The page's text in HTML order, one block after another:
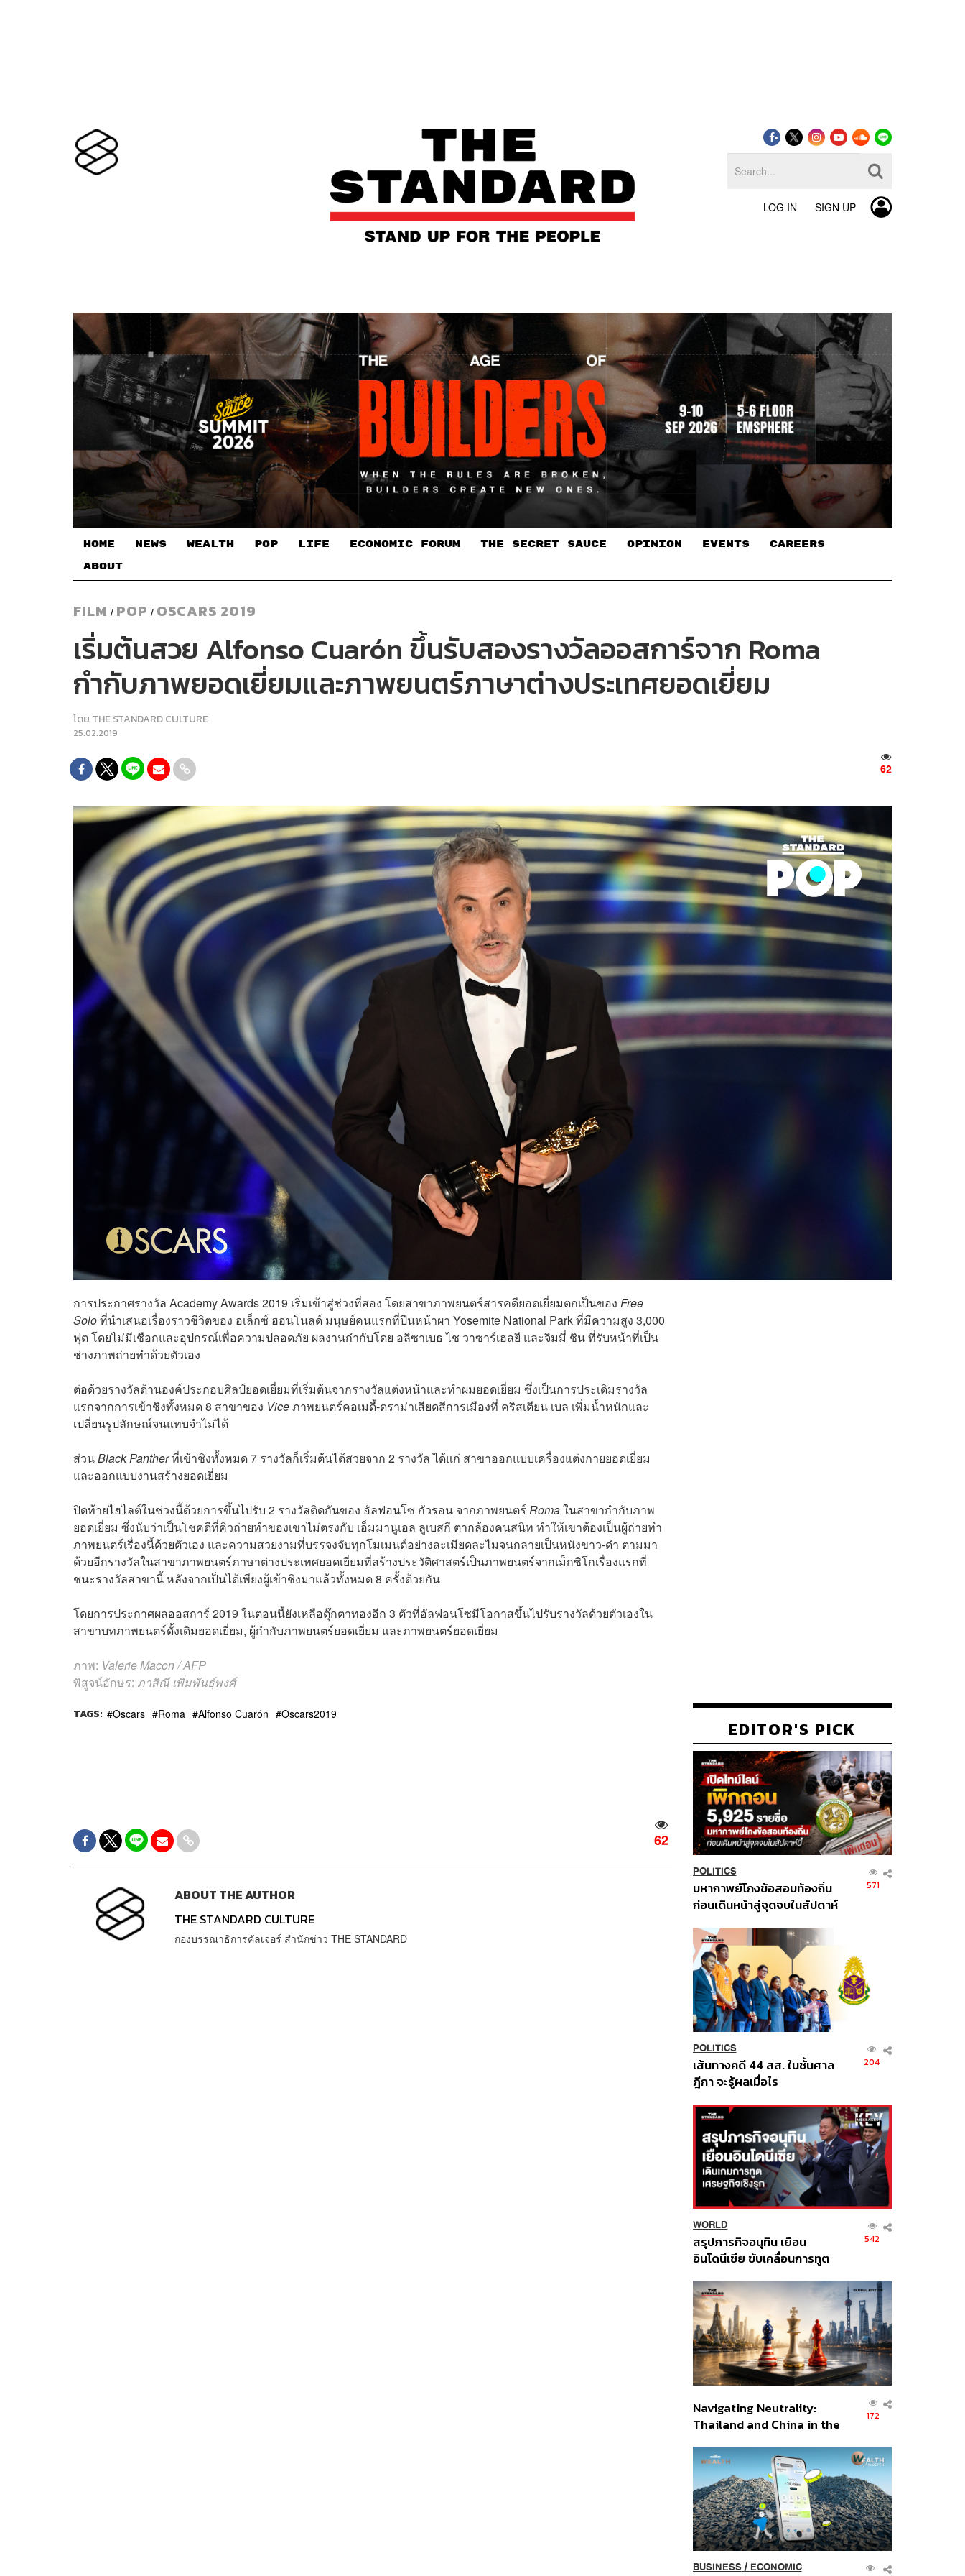
LOG IN SIGN UP
HOME NEWS WEALTH POP LIFE ECONOMIC FORUM THE SECRET SAUCE​ OPINION EVENTS CAREERS
ABOUT
FILM / POP / OSCARS 2019
เริ่มต้นสวย Alfonso Cuarón ขึ้นรับสองรางวัลออสการ์จาก Roma
กำกับภาพยอดเยี่ยมและภาพยนตร์ภาษาต่างประเทศยอดเยี่ยม
โดย THE STANDARD CULTURE
25.02.2019
62
การประกาศรางวัล Academy Awards 2019 เริ่มเข้าสู่ช่วงที่สอง โดยสาขาภาพยนตร์สารคดียอดเยี่ยมตกเป็นของ Free
Soloที่นำเสนอเรื่องราวชีวิตของ อเล็กซ์ ฮอนโนลด์ มนุษย์คนแรกที่ปีนหน้าผา Yosemite National Park ที่มีความสูง 3,000
ฟุต โดยไม่มีเชือกและอุปกรณ์เพื่อความปลอดภัย ผลงานกำกับโดย อลิซาเบธ ไช วาซาร์เฮลยี และจิมมี่ ชินที่รับหน้าที่เป็น
ช่างภาพถ่ายทำด้วยตัวเอง
ต่อด้วยรางวัลด้านองค์ประกอบศิลป์ยอดเยี่ยมที่เริ่มต้นจากรางวัลแต่งหน้าและทำผมยอดเยี่ยม ซึ่งเป็นการประเดิมรางวัล
แรกจากการเข้าชิงทั้งหมด 8 สาขาของ Viceภาพยนตร์คอเมดี้-ดราม่าเสียดสีการเมืองที่ คริสเตียน เบล เพิ่มน้ำหนักและ
เปลี่ยนรูปลักษณ์จนแทบจำไม่ได้
ส่วนBlack Pantherที่เข้าชิงทั้งหมด 7 รางวัลก็เริ่มต้นได้สวยจาก 2 รางวัล ได้แก่ สาขาออกแบบเครื่องแต่งกายยอดเยี่ยม
และออกแบบงานสร้างยอดเยี่ยม
ปิดท้ายไฮไลต์ในช่วงนี้ด้วยการขึ้นไปรับ 2 รางวัลติดกันของ อัลฟอนโซ กัวรอน จากภาพยนตร์ Romaในสาขากำกับภาพ
ยอดเยี่ยม ซึ่งนับว่าเป็นโชคดีที่คิวถ่ายทำของเขาไม่ตรงกับ เอ็มมานูเอล ลูเบสกี ตากล้องคนสนิท ทำให้เขาต้องเป็นผู้ถ่ายทำ
ภาพยนตร์เรื่องนี้ด้วยตัวเอง และความสวยงามที่บรรจงจับทุกโมเมนต์อย่างละเมียดละไมจนกลายเป็นหนังขาว-ดำ ตามมา
ด้วยอีกรางวัลในสาขาภาพยนตร์ภาษาต่างประเทศยอดเยี่ยมที่สร้างประวัติศาสตร์เป็นภาพยนตร์จากเม็กซิโกเรื่องแรกที่
ชนะรางวัลสาขานี้ หลังจากเป็นได้เพียงผู้เข้าชิงมาแล้วทั้งหมด 8 ครั้งด้วยกัน
โดยการประกาศผลออสการ์ 2019 ในตอนนี้ยังเหลือตุ๊กตาทองอีก 3 ตัวที่อัลฟอนโซมีโอกาสขึ้นไปรับรางวัลด้วยตัวเองใน
สาขาบทภาพยนตร์ดั้งเดิมยอดเยี่ยม, ผู้กำกับภาพยนตร์ยอดเยี่ยม และภาพยนตร์ยอดเยี่ยม
ภาพ: Valerie Macon / AFP
พิสูจน์อักษร: ภาสิณี เพิ่มพันธุ์พงศ์
TAGS: Oscars Roma Alfonso Cuarón Oscars2019
62
ABOUT THE AUTHOR
THE STANDARD CULTURE
กองบรรณาธิการคัลเจอร์ สำนักข่าว THE STANDARD
EDITOR'S PICK
POLITICS
มหากาพย์โกงข้อสอบท้องถิ่น
ก่อนเดินหน้าสู่จุดจบในสัปดาห์
571
POLITICS
เส้นทางคดี 44 สส. ในชั้นศาล
ฎีกา จะรู้ผลเมื่อไร
204
WORLD
สรุปภารกิจอนุทิน เยือน
อินโดนีเซีย ขับเคลื่อนการทูต
ส่วนยุทธศาสตร์ไทย –
อินโดนีเซีย
542
Navigating Neutrality:
Thailand and China in the
Order
172
BUSINESS/ ECONOMIC